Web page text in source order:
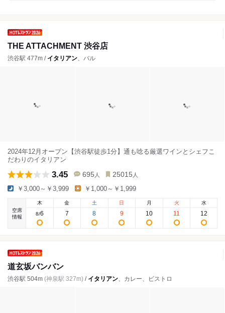
THE ATTACHMENT 渋谷店
渋谷駅 477m / イタリアン、バル
2024年12月オープン【渋谷駅徒歩1分】通も唸る厳選ワインとシェフこ
だわりのイタリアン
3.45 695 人 25015 人
￥3,000～￥3,999 ￥1,000～￥1,999
空席
情報
木
8/6
金
7
土
8
日
9
月
10
火
11
水
12
道玄坂バンバン
渋谷駅 504m (神泉駅 327m) / イタリアン、カレー、ビストロ